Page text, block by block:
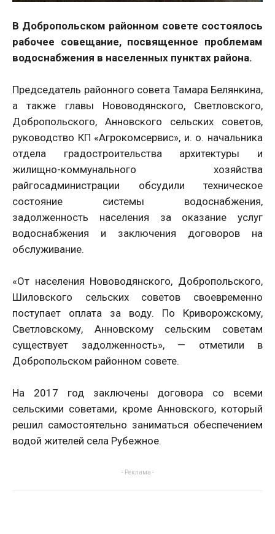
В Добропольском районном совете состоялось
рабочее совещание, посвященное проблемам
водоснабжения в населенных пунктах района.
Председатель районного совета Тамара Белянкина,
а также главы Нововодянского, Светловского,
Добропольского, Анновского сельских советов,
руководство КП «Агрокомсервис», и. о. начальника
отдела градостроительства архитектуры и
жилищно-коммунального хозяйства
райгосадминистрации обсудили техническое
состояние системы водоснабжения,
задолженность населения за оказание услуг
водоснабжения и заключения договоров на
обслуживание.
«От населения Нововодянского, Добропольского,
Шиловского сельских советов своевременно
поступает оплата за воду. По Криворожскому,
Светловскому, Анновскому сельским советам
существует задолженность», — отметили в
Добропольском районном совете.
На 2017 год заключены договора со всеми
сельскими советами, кроме Анновского, который
решил самостоятельно заниматься обеспечением
водой жителей села Рубежное.
- Реклама -